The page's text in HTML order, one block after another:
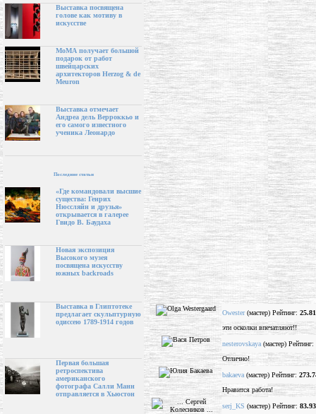
Выставка посвящена
голове как мотиву в
искусстве
МоМА получает большой
подарок от работ
швейцарских
архитекторов Herzog & de
Meuron
Выставка отмечает
Андреа дель Верроккьо и
его самого известного
ученика Леонардо
Последние статьи
«Где командовали высшие
существа: Генрих
Нюссляйн и друзья»
открывается в галерее
Гвидо В. Баудаха
Новая экспозиция
Высокого музея
посвящена искусству
южных backroads
Выставка в Глиптотеке
предлагает скульптурную
одиссею 1789-1914 годов
Первая большая
ретроспектива
американского
фотографа Салли Манн
отправляется в Хьюстон
Owester(мастер) Рейтинг: 25.81
эти осколки впечатляют!!
nesterovskaya (мастер) Рейтинг:
Отлично!
bakaeva (мастер) Рейтинг:
Нравится работа!
serj_KS (мастер) Рейтинг: 83.93